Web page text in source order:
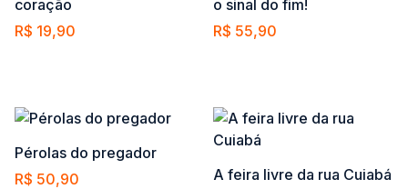
coração
R$ 19,90
o sinal do fim!
R$ 55,90
Pérolas do pregador
R$ 50,90
A feira livre da rua Cuiabá